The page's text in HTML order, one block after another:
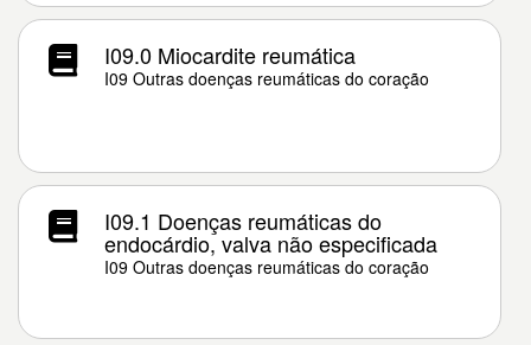
I09.0 Miocardite reumática
I09 Outras doenças reumáticas do coração
I09.1 Doenças reumáticas do
endocárdio, valva não especificada
I09 Outras doenças reumáticas do coração